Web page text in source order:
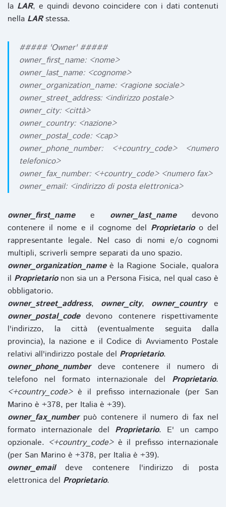
la LAR, e quindi devono coincidere con i dati contenuti
nella LARstessa.
##### 'Owner' #####
owner_first_name: <nome>
owner_last_name: <cognome>
owner_organization_name: <ragione sociale>
owner_street_address: <indirizzo postale>
owner_city: <città>
owner_country: <nazione>
owner_postal_code: <cap>
owner_phone_number: <+country_code> <numero
telefonico>
owner_fax_number: <+country_code> <numero fax>
owner_email: <indirizzo di posta elettronica>
owner_first_namee owner_last_namedevono
contenere il nome e il cognome del Proprietarioo del
rappresentante legale. Nel caso di nomi e/o cognomi
multipli, scriverli sempre separati da uno spazio.
owner_organization_nameè la Ragione Sociale, qualora
il Proprietarionon sia un a Persona Fisica, nel qual caso è
obbligatorio.
owner_street_address, owner_city, owner_countrye
owner_postal_codedevono contenere rispettivamente
l'indirizzo, la città (eventualmente seguita dalla
provincia), la nazione e il Codice di Avviamento Postale
relativi all'indirizzo postale del Proprietario.
owner_phone_numberdeve contenere il numero di
telefono nel formato internazionale del Proprietario.
<+country_code>è il prefisso internazionale (per San
Marino è +378, per Italia è +39).
owner_fax_numberpuò contenere il numero di fax nel
formato internazionale del Proprietario. E' un campo
opzionale. <+country_code>è il prefisso internazionale
(per San Marino è +378, per Italia è +39).
owner_emaildeve contenere l'indirizzo di posta
elettronica del Proprietario.